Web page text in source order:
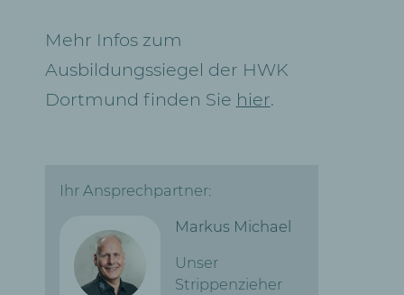
Mehr Infos zum
Ausbildungssiegel der HWK
Dortmund finden Sie hier.
Ihr Ansprechpartner:
Markus Michael
Unser
Strippenzieher